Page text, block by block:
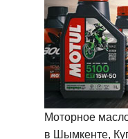
Моторное
в Шымкенте,